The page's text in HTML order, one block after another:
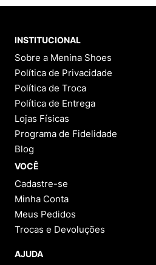
INSTITUCIONAL
Sobre a Menina Shoes
Política de Privacidade
Política de Troca
Política de Entrega
Lojas Físicas
Programa de Fidelidade
Blog
VOCÊ
Cadastre-se
Minha Conta
Meus Pedidos
Trocas e Devoluções
AJUDA